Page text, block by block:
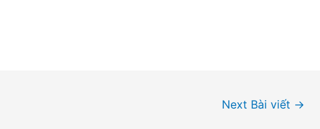
Next Bài viết →